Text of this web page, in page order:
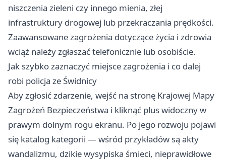
niszczenia zieleni czy innego mienia, złej
infrastruktury drogowej lub przekraczania prędkości.
Zaawansowane zagrożenia dotyczące życia i zdrowia
wciąż należy zgłaszać telefonicznie lub osobiście.
Jak szybko zaznaczyć miejsce zagrożenia i co dalej
robi policja ze Świdnicy
Aby zgłosić zdarzenie, wejść na stronę Krajowej Mapy
Zagrożeń Bezpieczeństwa i kliknąć plus widoczny w
prawym dolnym rogu ekranu. Po jego rozwoju pojawi
się katalog kategorii — wśród przykładów są akty
wandalizmu, dzikie wysypiska śmieci, nieprawidłowe